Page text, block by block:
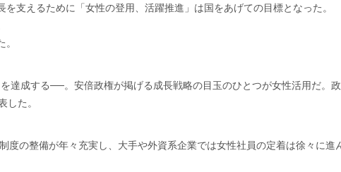
支えるために「女性の登用、活躍推進」は国をあげての目標となった。
達成する──。安倍政権が掲げる成長戦略の目玉のひとつが女性活用だ。
した。
の整備が年々充実し、大手や外資系企業では女性社員の定着は徐々に進